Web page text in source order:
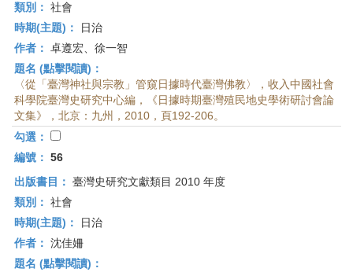
類別： 社會
時期(主題)：
日治
作者： 卓遵宏、徐一智
題名 (點擊閱讀)：
〈從「臺灣神社與宗教」管窺日據時代臺灣佛教〉，收入中國社會
科學院臺灣史研究中心編，《日據時期臺灣殖民地史學術研討會論
文集》，北京：九州，2010，頁192-206。
勾選：
編號： 56
出版書目： 臺灣史研究文獻類目 2010 年度
類別： 社會
時期(主題)：
日治
作者： 沈佳姍
題名 (點擊閱讀)：